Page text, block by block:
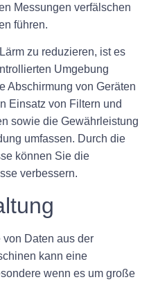
Messungen verfälschen
führen.
zu reduzieren, ist es
Umgebung
Abschirmung von Geräten
Einsatz von Filtern und
sowie die Gewährleistung
umfassen. Durch die
können Sie die
verbessern.
Daten aus der
kann eine
wenn es um große